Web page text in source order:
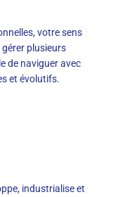
votre sens
plusieurs
de naviguer avec
et évolutifs.
industrialise et